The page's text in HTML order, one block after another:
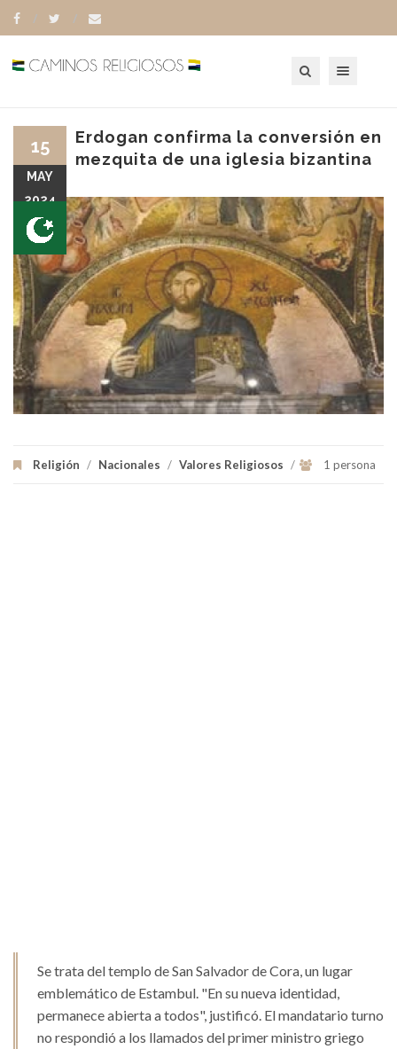
Erdogan confirma la conversión en
mezquita de una iglesia bizantina
Religión / Nacionales / Valores Religiosos / 1 persona
15
MAY
2024
Se trata del templo de San Salvador de Cora, un lugar
emblemático de Estambul. "En su nueva identidad,
permanece abierta a todos", justificó. El mandatario turno
no respondió a los llamados del primer ministro griego